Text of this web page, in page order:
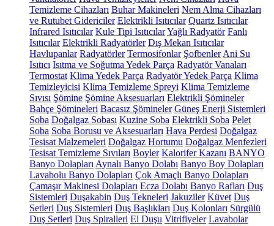
Temizleme Cihazları Buhar Makineleri Nem Alma Cihazları
ve Rutubet Gidericiler Elektrikli Isıtıcılar Quartz Isıtıcılar
Infrared Isıtıcılar Kule Tipi IsıtıcılarYağlı Radyatör Fanlı
Isıtıcılar Elektrikli Radyatörler Dış Mekan Isıtıcılar
Havlupanlar Radyatörler Termosifonlar Şofbenler Ani Su
Isıtıcı Isıtma ve Soğutma Yedek Parça Radyatör Vanaları
Termostat Klima Yedek Parça Radyatör Yedek Parça Klima
Temizleyicisi Klima Temizleme Spreyi Klima Temizleme
Sıvısı Şömine Şömine Aksesuarları Elektrikli Şömineler
Bahçe Şömineleri Bacasız Şömineler Güneş Enerji Sistemleri
Soba Doğalgaz Sobası Kuzine Soba Elektrikli Soba Pelet
Soba Soba Borusu ve Aksesuarları Hava Perdesi Doğalgaz
Tesisat Malzemeleri Doğalgaz Hortumu Doğalgaz Menfezleri
Tesisat Temizleme Sıvıları Boyler Kalorifer Kazanı BANYO
Banyo Dolapları Aynalı Banyo Dolabı Banyo Boy Dolapları
Lavabolu Banyo Dolapları Çok Amaçlı Banyo Dolapları
Çamaşır Makinesi Dolapları Ecza Dolabı Banyo Rafları Duş
Sistemleri Duşakabin Duş Tekneleri Jakuziler Küvet Duş
Setleri Duş Sistemleri Duş Başlıkları Duş Kolonları Sürgülü
Duş Setleri Duş Spiralleri El Duşu Vitrifiyeler Lavabolar